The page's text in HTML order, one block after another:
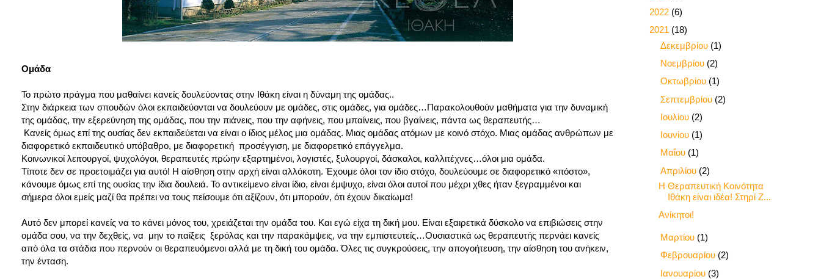
Ομάδα
Το πρώτο πράγμα που μαθαίνει κανείς δουλεύοντας στην Ιθάκη είναι η δύναμη της ομάδας..
Στην διάρκεια των σπουδών όλοι εκπαιδεύονται να δουλεύουν με ομάδες, στις ομάδες, για ομάδες…Παρακολουθούν μαθήματα για την δυναμική
της ομάδας, την εξερεύνηση της ομάδας, που την πιάνεις, που την αφήνεις, που μπαίνεις, που βγαίνεις, πάντα ως θεραπευτής…
Κανείς όμως επί της ουσίας δεν εκπαιδεύεται να είναι ο ίδιος μέλος μια ομάδας. Μιας ομάδας ατόμων με κοινό στόχο. Μιας ομάδας ανθρώπων με
διαφορετικό εκπαιδευτικό υπόβαθρο, με διαφορετική προσέγγιση, με διαφορετικό επάγγελμα.
Κοινωνικοί λειτουργοί, ψυχολόγοι, θεραπευτές πρώην εξαρτημένοι, λογιστές, ξυλουργοί, δάσκαλοι, καλλιτέχνες…όλοι μια ομάδα.
Τίποτε δεν σε προετοιμάζει για αυτό! Η αίσθηση στην αρχή είναι αλλόκοτη. Έχουμε όλοι τον ίδιο στόχο, δουλεύουμε σε διαφορετικό «πόστο»,
κάνουμε όμως επί της ουσίας την ίδια δουλειά. Το αντικείμενο είναι ίδιο, είναι έμψυχο, είναι όλοι αυτοί που μέχρι χθες ήταν ξεγραμμένοι και
σήμερα όλοι εμείς μαζί θα πρέπει να τους πείσουμε ότι αξίζουν, ότι μπορούν, ότι έχουν δικαίωμα!
Αυτό δεν μπορεί κανείς να το κάνει μόνος του, χρειάζεται την ομάδα του. Και εγώ είχα τη δική μου. Είναι εξαιρετικά δύσκολο να επιβιώσεις στην
ομάδα σου, να την δεχθείς, να μην το παίξεις ξερόλας και την παρακάμψεις, να την εμπιστευτείς…Ουσιαστικά ως θεραπευτής περνάει κανείς
από όλα τα στάδια που περνούν οι θεραπευόμενοι αλλά με τη δική του ομάδα. Όλες τις συγκρούσεις, την απογοήτευση, την αίσθηση του ανήκειν,
την ένταση.
2022 (6)
2021 (18)
Δεκεμβρίου (1)
Νοεμβρίου (2)
Οκτωβρίου (1)
Σεπτεμβρίου (2)
Ιουλίου (2)
Ιουνίου (1)
Μαΐου (1)
Απριλίου (2)
Η Θεραπευτική Κοινότητα
Ιθάκη είναι ιδέα! Στηρί Ζ...
Ανίκητοι!
Μαρτίου (1)
Φεβρουαρίου (2)
Ιανουαρίου (3)